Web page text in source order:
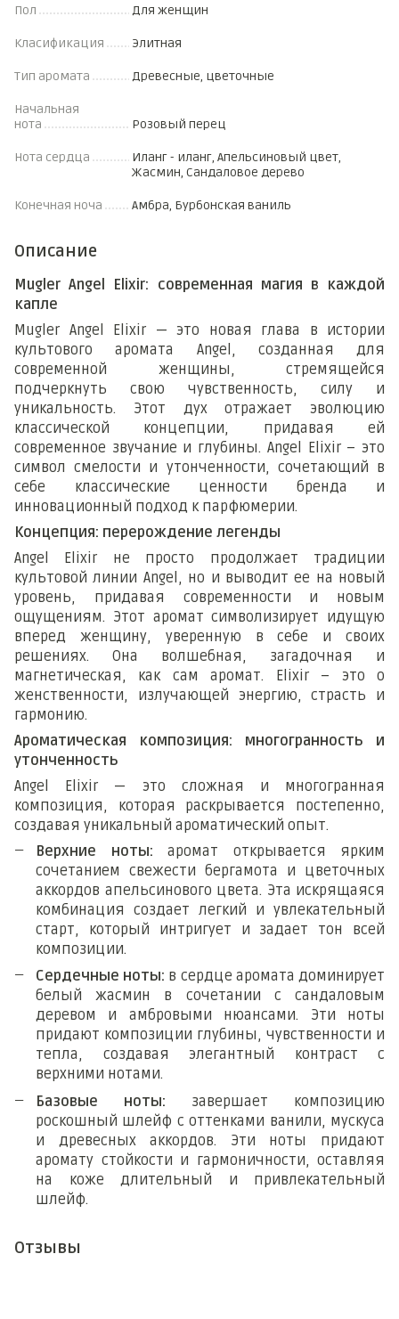
Пол Для женщин
Класификация Элитная
Тип аромата Древесные, цветочные
Начальная
нота
Розовый перец
Нота сердца
Иланг - иланг, Апельсиновый цвет,
Жасмин, Сандаловое дерево
Конечная ноча Амбра, Бурбонская ваниль
Описание
Mugler Angel Elixir: современная магия в каждой
капле
Mugler Angel Elixir — это новая глава в истории
культового аромата Angel, созданная для
современной женщины, стремящейся
подчеркнуть свою чувственность, силу и
уникальность. Этот дух отражает эволюцию
классической концепции, придавая ей
современное звучание и глубины. Angel Elixir – это
символ смелости и утонченности, сочетающий в
себе классические ценности бренда и
инновационный подход к парфюмерии.
Концепция: перерождение легенды
Angel Elixir не просто продолжает традиции
культовой линии Angel, но и выводит ее на новый
уровень, придавая современности и новым
ощущениям. Этот аромат символизирует идущую
вперед женщину, уверенную в себе и своих
решениях. Она волшебная, загадочная и
магнетическая, как сам аромат. Elixir – это о
женственности, излучающей энергию, страсть и
гармонию.
Ароматическая композиция: многогранность и
утонченность
Angel Elixir — это сложная и многогранная
композиция, которая раскрывается постепенно,
создавая уникальный ароматический опыт.
Верхние ноты: аромат открывается ярким
сочетанием свежести бергамота и цветочных
аккордов апельсинового цвета. Эта искрящаяся
комбинация создает легкий и увлекательный
старт, который интригует и задает тон всей
композиции.
Сердечные ноты: в сердце аромата доминирует
белый жасмин в сочетании с сандаловым
деревом и амбровыми нюансами. Эти ноты
придают композиции глубины, чувственности и
тепла, создавая элегантный контраст с
верхними нотами.
Базовые ноты: завершает композицию
роскошный шлейф с оттенками ванили, мускуса
и древесных аккордов. Эти ноты придают
аромату стойкости и гармоничности, оставляя
на коже длительный и привлекательный
шлейф.
Отзывы